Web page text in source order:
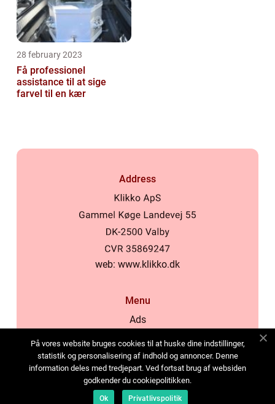
28 february 2023
Få professionel
assistance til at sige
farvel til en kær
Address
web: www.klikko.dk
Menu
Ads
Cookies
Contact
Sitemap
På vores website bruges cookies til at huske dine indstillinger,
statistik og personalisering af indhold og annoncer. Denne
information deles med tredjepart. Ved fortsat brug af websiden
godkender du cookiepolitikken.
Ok Privatlivspolitik